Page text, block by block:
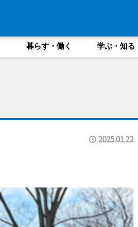
暮らす・働く 学ぶ・知る
2025.01.22